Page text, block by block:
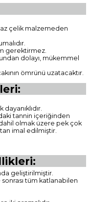
çelik malzemeden
gerektirmez.
dolayı, mükemmel
ömrünü uzatacaktır.
dayanıklıdır.
tannin içeriğinden
olmak üzere pek çok
imal edilmiştir.
geliştirilmiştir.
tüm katlanabilen